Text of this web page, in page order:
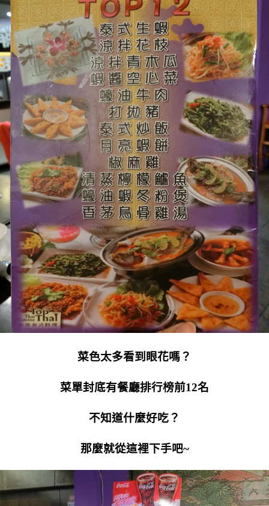
菜色太多看到眼花嗎？
菜單封底有餐廳排行榜前12名
不知道什麼好吃？
那麼就從這裡下手吧~